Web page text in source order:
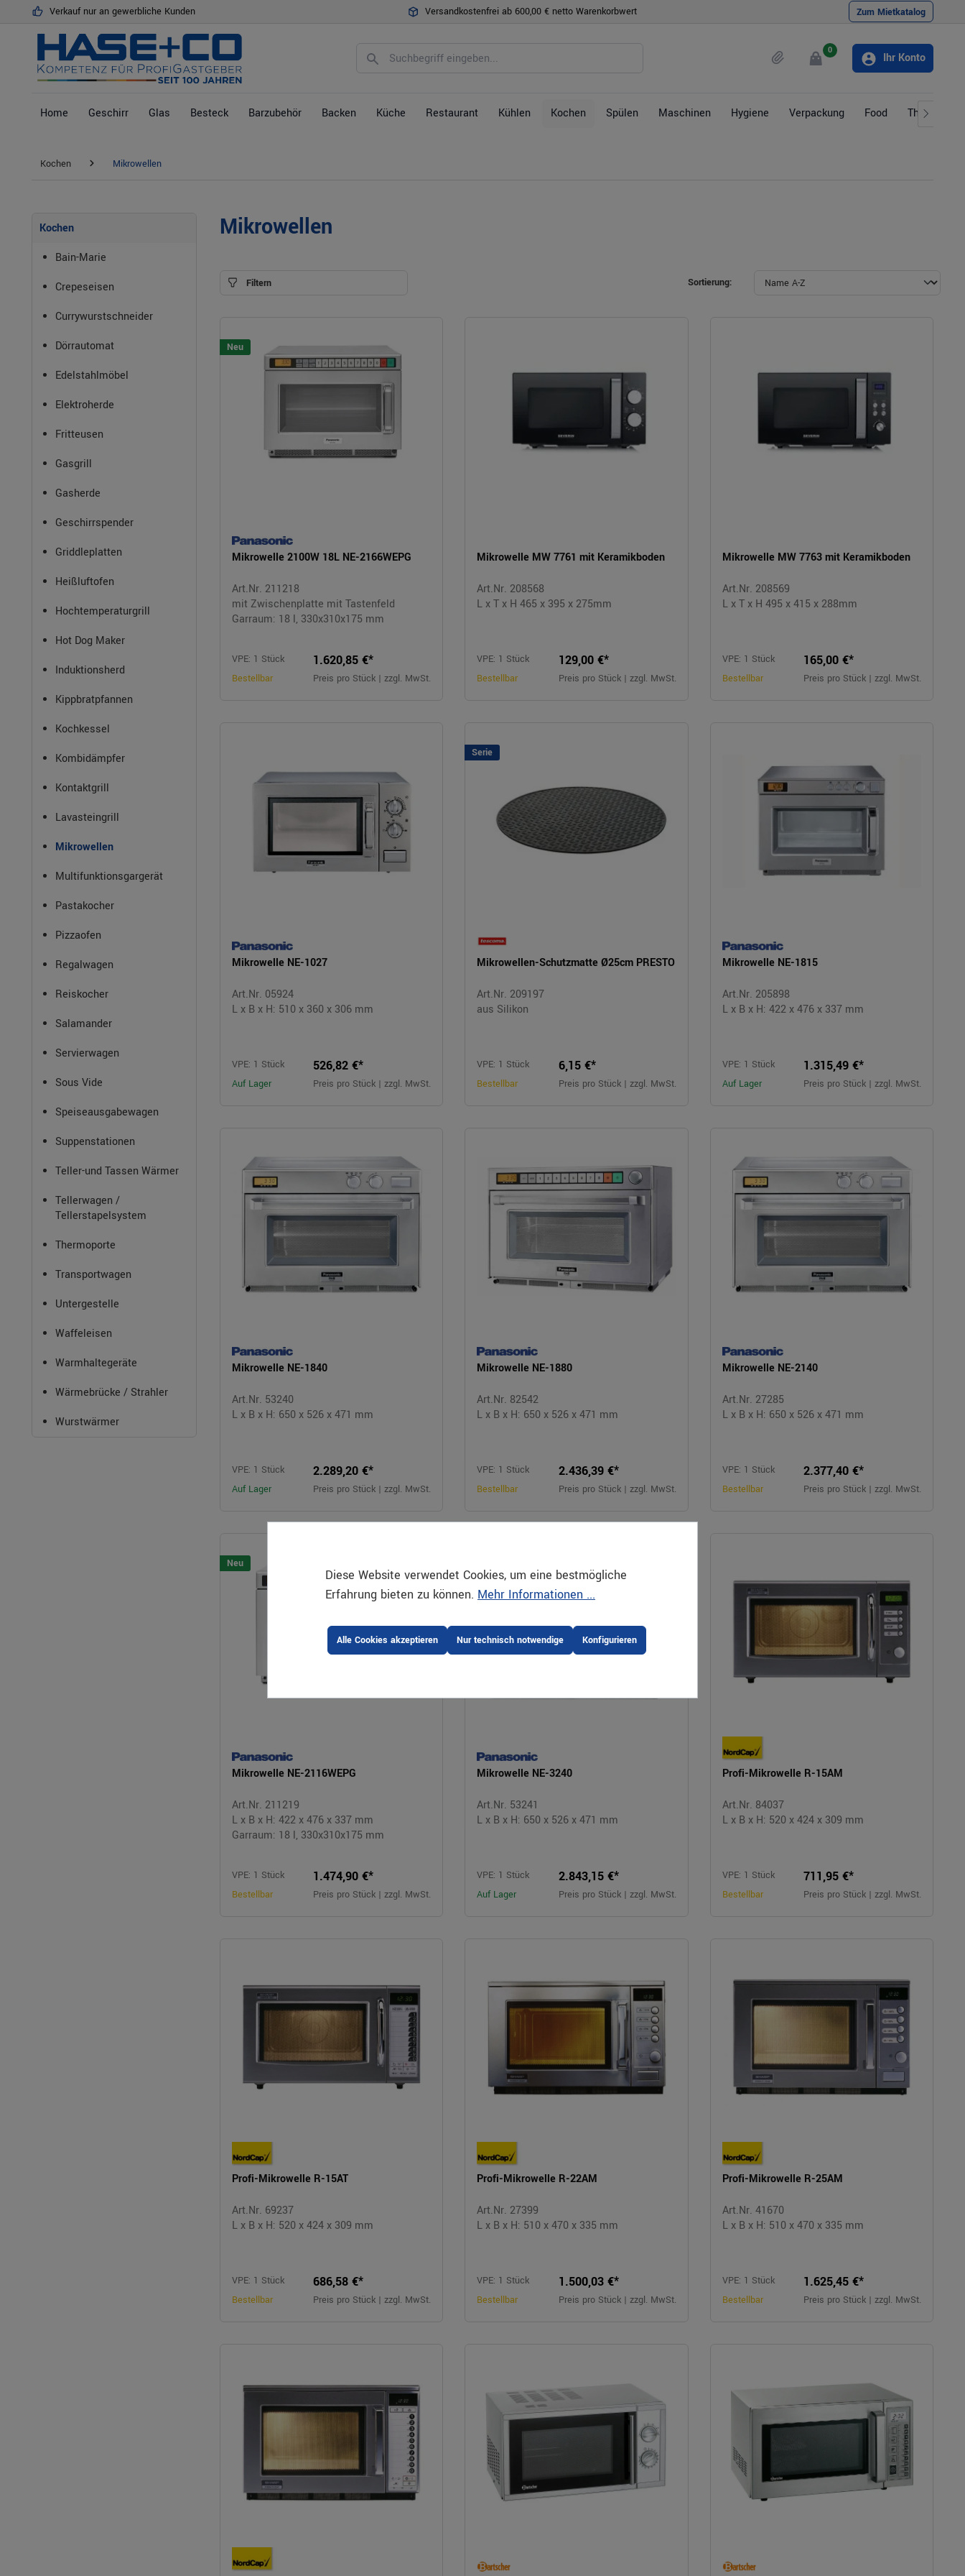
Zur Hauptnavigation springen
Verkauf nur an gewerbliche Kunden Versandkostenfrei ab 600,00 € netto Warenkorbwert Zum Mietkatalog
0
Ihr Konto
Home Geschirr Glas Besteck Barzubehör Backen Küche Restaurant Kühlen Kochen Spülen Maschinen Hygiene Verpackung Food Themen
Kochen Mikrowellen
Kochen
Bain-Marie
Crepeseisen
Currywurstschneider
Dörrautomat
Edelstahlmöbel
Elektroherde
Fritteusen
Gasgrill
Gasherde
Geschirrspender
Griddleplatten
Heißluftofen
Hochtemperaturgrill
Hot Dog Maker
Induktionsherd
Kippbratpfannen
Kochkessel
Kombidämpfer
Kontaktgrill
Lavasteingrill
Mikrowellen
Multifunktionsgargerät
Pastakocher
Pizzaofen
Regalwagen
Reiskocher
Salamander
Servierwagen
Sous Vide
Speiseausgabewagen
Suppenstationen
Teller-und Tassen Wärmer
Tellerwagen /
Tellerstapelsystem
Thermoporte
Transportwagen
Untergestelle
Waffeleisen
Warmhaltegeräte
Wärmebrücke / Strahler
Wurstwärmer
Mikrowellen
Filtern Sortierung:
Neu
Mikrowelle 2100W 18L NE-2166WEPG
Art.Nr. 211218
mit Zwischenplatte mit Tastenfeld
Garraum: 18 l, 330x310x175 mm
VPE: 1 Stück
Bestellbar
1.620,85 €*
Preis pro Stück | zzgl. MwSt.
Mikrowelle MW 7761 mit Keramikboden
Art.Nr. 208568
L x T x H 465 x 395 x 275mm
VPE: 1 Stück
Bestellbar
129,00 €*
Preis pro Stück | zzgl. MwSt.
Mikrowelle MW 7763 mit Keramikboden
Art.Nr. 208569
L x T x H 495 x 415 x 288mm
VPE: 1 Stück
Bestellbar
165,00 €*
Preis pro Stück | zzgl. MwSt.
Mikrowelle NE-1027
Art.Nr. 05924
L x B x H: 510 x 360 x 306 mm
VPE: 1 Stück
Auf Lager
526,82 €*
Preis pro Stück | zzgl. MwSt.
Serie
Mikrowellen-Schutzmatte Ø25cm PRESTO
Art.Nr. 209197
aus Silikon
VPE: 1 Stück
Bestellbar
6,15 €*
Preis pro Stück | zzgl. MwSt.
Mikrowelle NE-1815
Art.Nr. 205898
L x B x H: 422 x 476 x 337 mm
VPE: 1 Stück
Auf Lager
1.315,49 €*
Preis pro Stück | zzgl. MwSt.
Mikrowelle NE-1840
Art.Nr. 53240
L x B x H: 650 x 526 x 471 mm
VPE: 1 Stück
Auf Lager
2.289,20 €*
Preis pro Stück | zzgl. MwSt.
Mikrowelle NE-1880
Art.Nr. 82542
L x B x H: 650 x 526 x 471 mm
VPE: 1 Stück
Bestellbar
2.436,39 €*
Preis pro Stück | zzgl. MwSt.
Mikrowelle NE-2140
Art.Nr. 27285
L x B x H: 650 x 526 x 471 mm
VPE: 1 Stück
Bestellbar
2.377,40 €*
Preis pro Stück | zzgl. MwSt.
Neu
Mikrowelle NE-2116WEPG
Art.Nr. 211219
L x B x H: 422 x 476 x 337 mm
Garraum: 18 l, 330x310x175 mm
VPE: 1 Stück
Bestellbar
1.474,90 €*
Preis pro Stück | zzgl. MwSt.
Mikrowelle NE-3240
Art.Nr. 53241
L x B x H: 650 x 526 x 471 mm
VPE: 1 Stück
Auf Lager
2.843,15 €*
Preis pro Stück | zzgl. MwSt.
Profi-Mikrowelle R-15AM
Art.Nr. 84037
L x B x H: 520 x 424 x 309 mm
VPE: 1 Stück
Bestellbar
711,95 €*
Preis pro Stück | zzgl. MwSt.
Profi-Mikrowelle R-15AT
Art.Nr. 69237
L x B x H: 520 x 424 x 309 mm
VPE: 1 Stück
Bestellbar
686,58 €*
Preis pro Stück | zzgl. MwSt.
Profi-Mikrowelle R-22AM
Art.Nr. 27399
L x B x H: 510 x 470 x 335 mm
VPE: 1 Stück
Bestellbar
1.500,03 €*
Preis pro Stück | zzgl. MwSt.
Profi-Mikrowelle R-25AM
Art.Nr. 41670
L x B x H: 510 x 470 x 335 mm
VPE: 1 Stück
Bestellbar
1.625,45 €*
Preis pro Stück | zzgl. MwSt.
Diese Website verwendet Cookies, um eine bestmögliche
Erfahrung bieten zu können. Mehr Informationen ...
Nur technisch notwendige Konfigurieren
Alle Cookies akzeptieren